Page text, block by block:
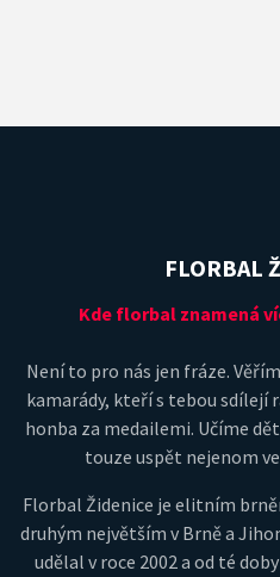
FLORBAL
Kde florbal znamená
Není to pro nás jen fráze.
kamarády, kteří s tebou sdílejí
honba za medailemi. Učíme
touze uspět nejenom
Florbal Židenice je elitním
druhým největším v Brně a
udělal v roce 2002 a od té